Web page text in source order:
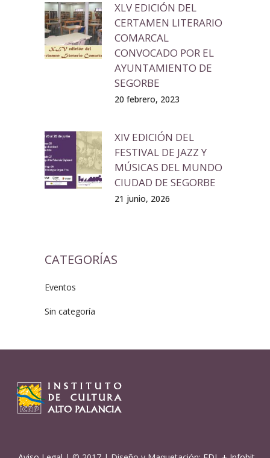
XLV EDICIÓN DEL
CERTAMEN LITERARIO
COMARCAL
CONVOCADO POR EL
AYUNTAMIENTO DE
SEGORBE
20 febrero, 2023
XIV EDICIÓN DEL
FESTIVAL DE JAZZ Y
MÚSICAS DEL MUNDO
CIUDAD DE SEGORBE
21 junio, 2026
CATEGORÍAS
Eventos
Sin categoría